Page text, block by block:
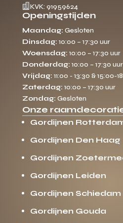
 KVK: 91959624
Openingstijden
Maandag: Gesloten
Dinsdag: 10:00 – 17:30 uur
Woensdag: 10:00 – 17:30 uur
Donderdag: 10:00 – 17:30 uur
Vrijdag: 11:00 - 13:30 & 15:00-
Zaterdag: 10:00 – 17:30 uur
Zondag: Gesloten
Onze
Gordijnen
Gordijnen Den Haag
Gordijnen
Gordijnen Leiden
Gordijnen Schiedam
Gordijnen Gouda